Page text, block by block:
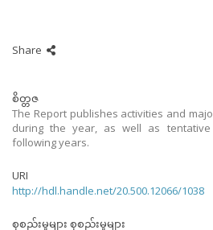
Share
စိတ္တဇ
The Report publishes activities and
during the year, as well as
following years.
URI
http://hdl.handle.net/20.500.12066/1038
စုစည်းမှုများ စုစည်းမှုများ